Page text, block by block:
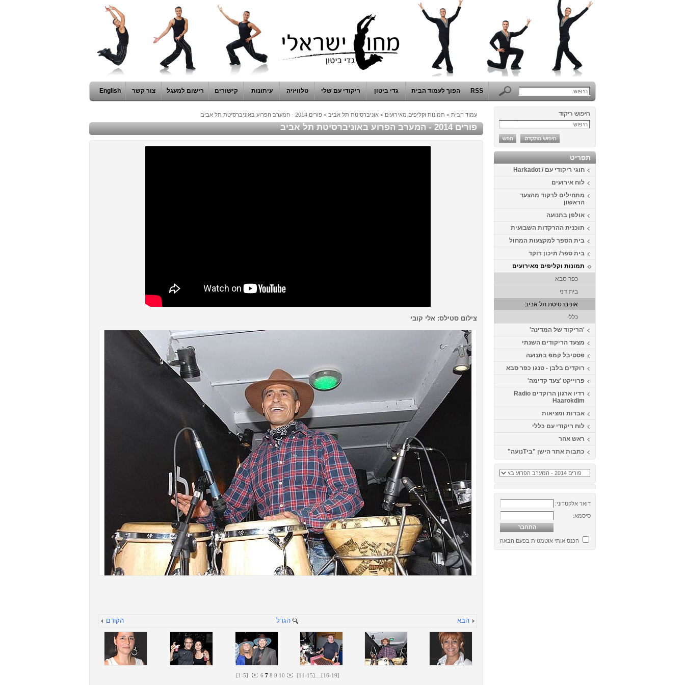
RSS הפוך לעמוד הבית גדי ביטון ריקודי עם שלי טלוויזיה עיתונות קישורים רישום למעגל צור קשר English
תפריט
חוגי ריקודי עם / Harkadot
לוח אירועים
מתחילים לרקוד מהצעד
הראשון
אולפן בתנועה
תוכנית ההרקדות השבועית
בית הספר למקצעות המחול
בית ספר/ תיכון רוקד
תמונות וקליפים מאירועים
כפר סבא
בית דני
אוניברסיטת תל אביב
כללי
'הריקוד של המדינה'
מצעד הריקודים השנתי
פסטיבל קמפ בתנועה
רוקדים בלבן - טנגו כפר סבא
פרוייקט 'צעד קדימה'
רדיו ארגון הרוקדים Radio
Haarokdim
אבדות ומציאות
לוח ריקודי עם כללי
ראש אחר
כתבות אתר הישן "ביTנועה"
דואר אלקטרוני:
סיסמא:
הכנס אותי אוטמטית בפעם הבאה
עמוד הבית > תמונות וקליפים מאירועים > אוניברסיטת תל אביב > פורים 2014 - המערב הפרוע באוניברסיטת תל אביב
פורים 2014 - המערב הפרוע באוניברסיטת תל אביב
צילום סטילס: אלי קובי
הקודם הגדל הבא
[1-5] 6 7 8 9 10 [11-15]...[16-19]